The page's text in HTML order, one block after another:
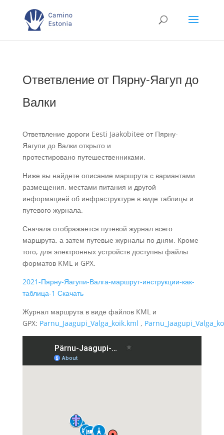
Ответвление от Пярну-Яагуп до
Валки
Ответвление дороги Eesti Jaakobitee от Пярну-
Яагупи до Валки открыто и
протестировано путешественниками.
Ниже вы найдете описание маршрута с вариантами
размещения, местами питания и другой
информацией об инфраструктуре в виде таблицы и
путевого журнала.
Сначала отображается путевой журнал всего
маршрута, а затем путевые журналы по дням. Кроме
того, для электронных устройств доступны файлы
форматов KML и GPX.
2021-Пярну-Яагупи-Валга-маршрут-инструкции-как-
таблица-1 Скачать
Журнал маршрута в виде файлов KML и
GPX: Parnu_Jaagupi_Valga_koik.kml ,